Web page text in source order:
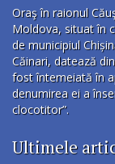
Oraş în raionul
Moldova, situat în
de municipiul
Căinari, datează
fost întemeiată în
denumirea ei a
clocotitor”.
Ultimele